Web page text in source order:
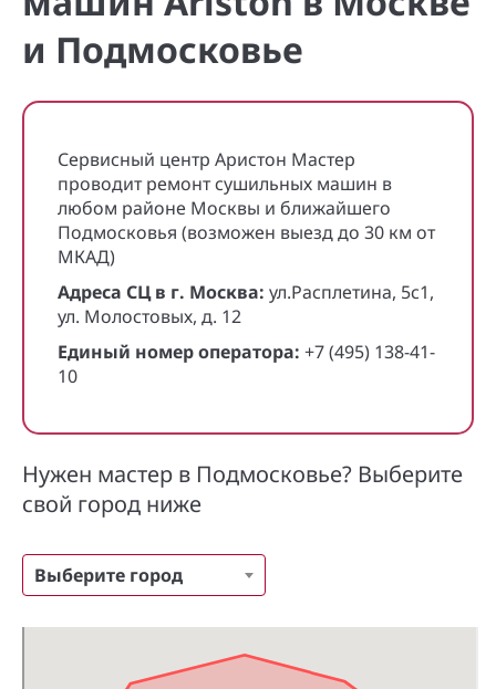
и Подмосковье
Сервисный центр Аристон Мастер
проводит ремонт сушильных машин в
любом районе Москвы и ближайшего
Подмосковья (возможен выезд до 30 км от
МКАД)
Адреса СЦ в г. Москва: ул.Расплетина, 5с1,
ул. Молостовых, д. 12
Единый номер оператора: +7 (495) 138-41-
10
Нужен мастер в Подмосковье? Выберите
свой город ниже
Выберите город